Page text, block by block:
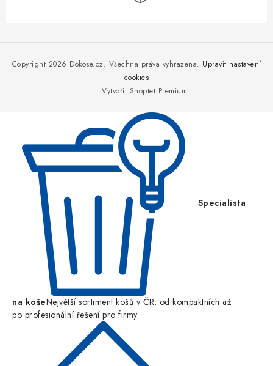
Vytvořil Shoptet Premium
Copyright 2026 Dokose.cz. Všechna práva vyhrazena. Upravit nastavení
cookies
Specialista
na košeNejvětší sortiment košů v ČR: od kompaktních až
po profesionální řešení pro firmy